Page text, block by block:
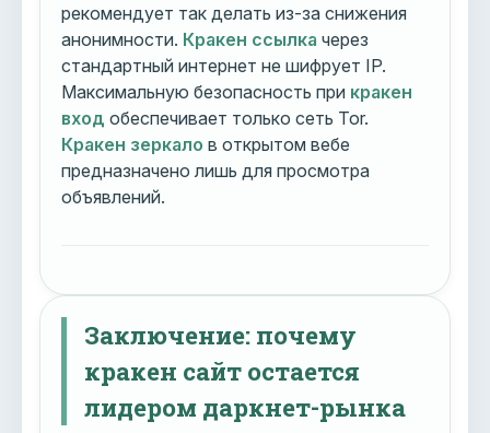
рекомендует так делать из-за снижения
анонимности. Кракен ссылка через
стандартный интернет не шифрует IP.
Максимальную безопасность при кракен
вход обеспечивает только сеть Tor.
Кракен зеркало в открытом вебе
предназначено лишь для просмотра
объявлений.
Заключение: почему
кракен сайт остается
лидером даркнет-рынка